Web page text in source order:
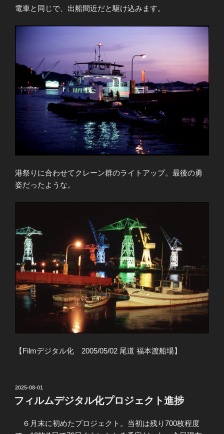
電車と同じで、出船間近だと駆け込みます。
港祭りに合わせてクレーン群のライトアップ。最後の勇
姿だったような。
【Filmデジタル化 2005/05/02 尾道 福本渡船場】
投
稿
日:
2025-08-01
フィルムデジタル化プロジェクト進捗
６月末に初めたプロジェクト。当初は残り700枚程度